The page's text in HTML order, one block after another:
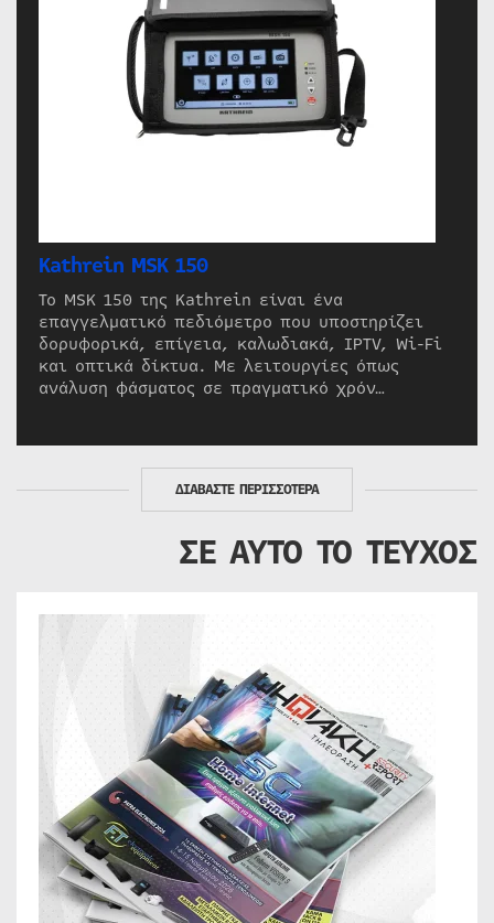
Kathrein MSK 150
Το MSK 150 της Kathrein είναι ένα
επαγγελματικό πεδιόμετρο που υποστηρίζει
δορυφορικά, επίγεια, καλωδιακά, IPTV, Wi-Fi
και οπτικά δίκτυα. Με λειτουργίες όπως
ανάλυση φάσματος σε πραγματικό χρόν…
ΔΙΑΒΑΣΤΕ ΠΕΡΙΣΣΟΤΕΡΑ
ΣΕ ΑΥΤΟ ΤΟ ΤΕΥΧΟΣ